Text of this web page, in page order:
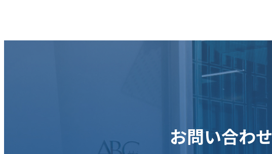
お問い合わせ